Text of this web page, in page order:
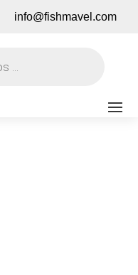
info@fishmavel.com